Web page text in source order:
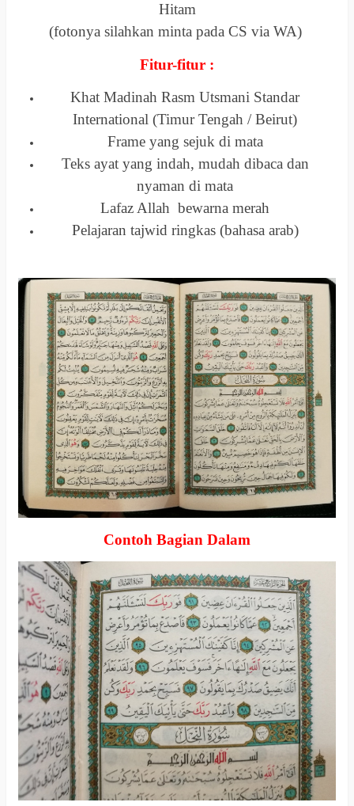
Hitam
(fotonya silahkan minta pada CS via WA)
Fitur-fitur :
Khat Madinah Rasm Utsmani Standar
International (Timur Tengah / Beirut)
Frame yang sejuk di mata
Teks ayat yang indah, mudah dibaca dan
nyaman di mata
Lafaz Allah bewarna merah
Pelajaran tajwid ringkas (bahasa arab)
Contoh Bagian Dalam